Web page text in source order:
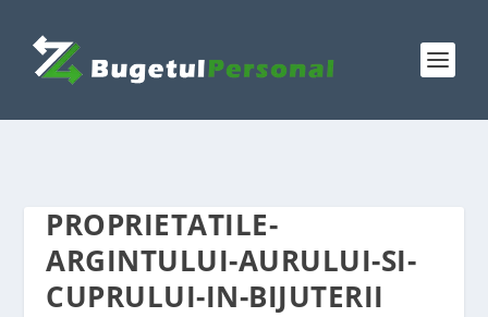
PROPRIETATILE-
ARGINTULUI-AURULUI-SI-
CUPRULUI-IN-BIJUTERII